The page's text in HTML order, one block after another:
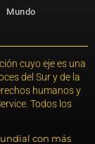
Mundo
cuyo eje es una
del Sur y de la
humanos y
Todos los
con más